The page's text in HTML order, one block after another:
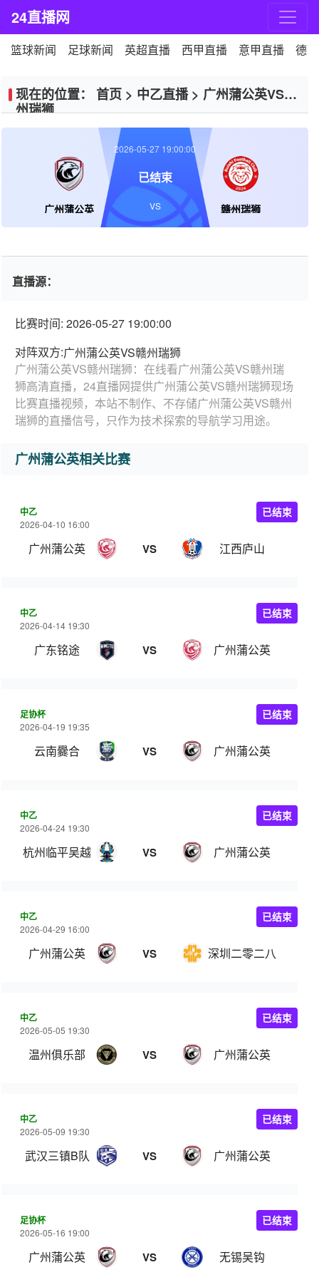
24直播网
篮球新闻 足球新闻 英超直播 西甲直播 意甲直播 德
现在的位置： 首页 > 中乙直播> 广州蒲公英VS赣
州瑞狮
广州蒲公英 赣州瑞狮
2026-05-27 19:00:00
已结束
VS
直播源：
比赛时间: 2026-05-27 19:00:00
对阵双方:广州蒲公英VS赣州瑞狮
广州蒲公英VS赣州瑞狮：在线看广州蒲公英VS赣州瑞
狮高清直播，24直播网提供广州蒲公英VS赣州瑞狮现场
比赛直播视频，本站不制作、不存储广州蒲公英VS赣州
瑞狮的直播信号，只作为技术探索的导航学习用途。
广州蒲公英相关比赛
中乙
2026-04-10 16:00
广州蒲公英 VS 江西庐山
已结束
中乙
2026-04-14 19:30
广东铭途 VS 广州蒲公英
已结束
足协杯
2026-04-19 19:35
云南爨合 VS 广州蒲公英
已结束
中乙
2026-04-24 19:30
杭州临平吴越 VS 广州蒲公英
已结束
中乙
2026-04-29 16:00
广州蒲公英 VS 深圳二零二八
已结束
中乙
2026-05-05 19:30
温州俱乐部 VS 广州蒲公英
已结束
中乙
2026-05-09 19:30
武汉三镇B队 VS 广州蒲公英
已结束
足协杯
2026-05-16 19:00
广州蒲公英 VS 无锡吴钩
已结束